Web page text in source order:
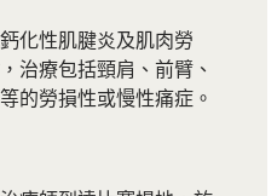
化性肌腱炎及肌肉勞
治療包括頸肩、前臂、
的勞損性或慢性痛症。